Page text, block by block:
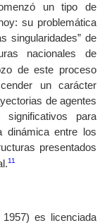
un tipo de
su problemática
singularidades” de
nacionales de
de este proceso
un carácter
de agentes
significativos para
dinámica entre los
presentados
11
es licenciada